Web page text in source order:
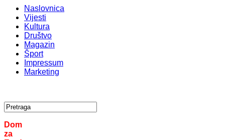
Naslovnica
Vijesti
Kultura
Društvo
Magazin
Šport
Impressum
Marketing
Dom
za